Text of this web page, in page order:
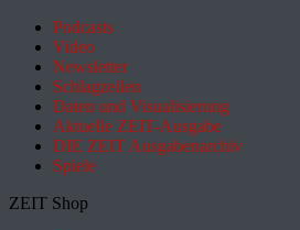
Podcasts
Video
Newsletter
Schlagzeilen
Daten und Visualisierung
Aktuelle ZEIT-Ausgabe
DIE ZEIT Ausgabenarchiv
Spiele
ZEIT Shop